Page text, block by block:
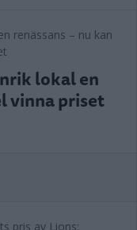
lokal en
vinna priset